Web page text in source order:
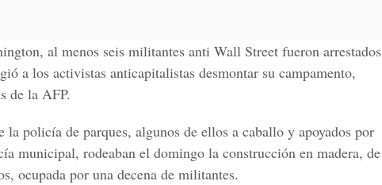
al menos seis militantes anti Wall Street fueron arrestados
a los activistas anticapitalistas desmontar su campamento,
de la AFP.
la policía de parques, algunos de ellos a caballo y apoyados por
municipal, rodeaban el domingo la construcción en madera, de
ocupada por una decena de militantes.